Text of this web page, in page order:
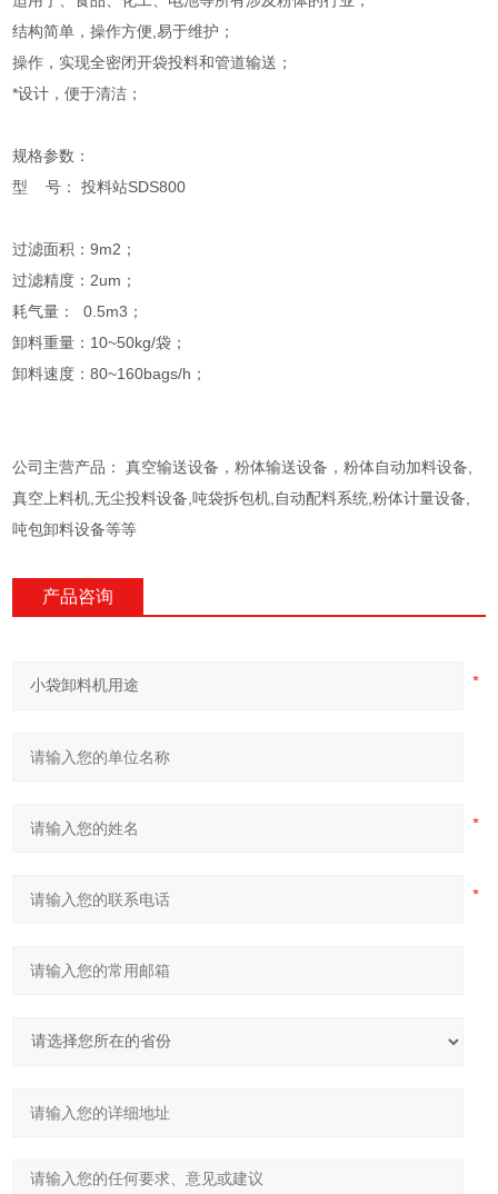
结构简单，操作方便,易于维护；
操作，实现全密闭开袋投料和管道输送；
*设计，便于清洁；
规格参数：
型 号： 投料站SDS800
过滤面积：9m2；
过滤精度：2um；
耗气量： 0.5m3；
卸料重量：10~50kg/袋；
卸料速度：80~160bags/h；
公司主营产品： 真空输送设备，粉体输送设备，粉体自动加料设备,
真空上料机,无尘投料设备,吨袋拆包机,自动配料系统,粉体计量设备,
吨包卸料设备等等
产品咨询